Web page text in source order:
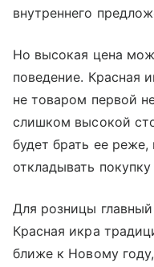
внутреннего
Но высокая цена
поведение. Красная
не товаром первой
слишком высокой
будет брать ее
откладывать
Для розницы
Красная икра
ближе к Новому